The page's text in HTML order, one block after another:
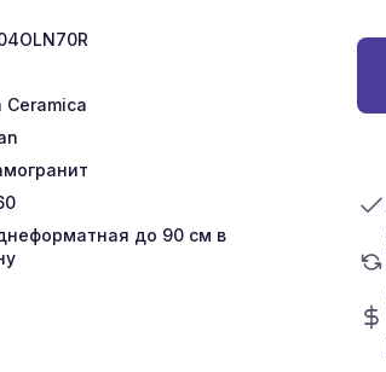
Ceramica
до 90 см в